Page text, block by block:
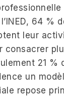
64 %
leur
consacrer
21 %
un
repose